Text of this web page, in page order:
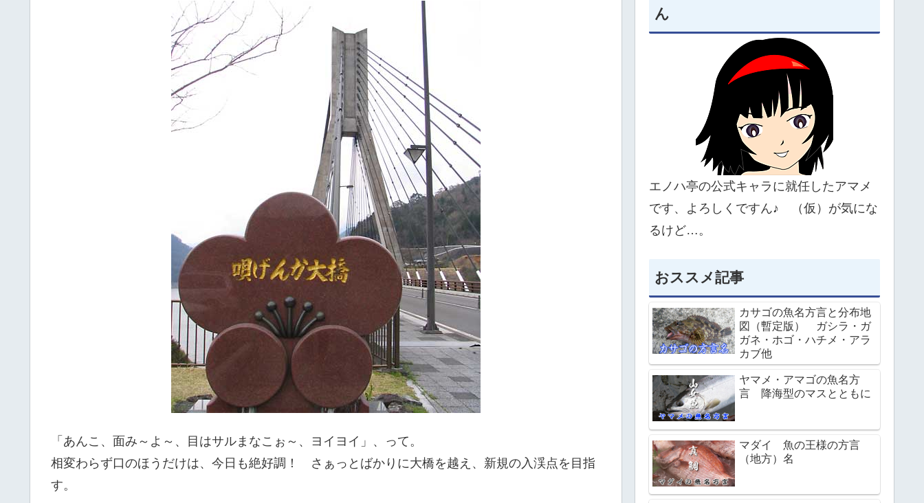
「あんこ、面み～よ～、目はサルまなこぉ～、ヨイヨイ」、って。
相変わらず口のほうだけは、今日も絶好調！ さぁっとばかりに大橋を越え、新規の入渓点を目指
す。
ん
エノハ亭の公式キャラに就任したアマメ
です、よろしくですん♪ （仮）が気にな
るけど…。
おススメ記事
カサゴの魚名方言と分布地
図（暫定版） ガシラ・ガ
ガネ・ホゴ・ハチメ・アラ
カブ他
ヤマメ・アマゴの魚名方
言 降海型のマスとともに
マダイ 魚の王様の方言
（地方）名